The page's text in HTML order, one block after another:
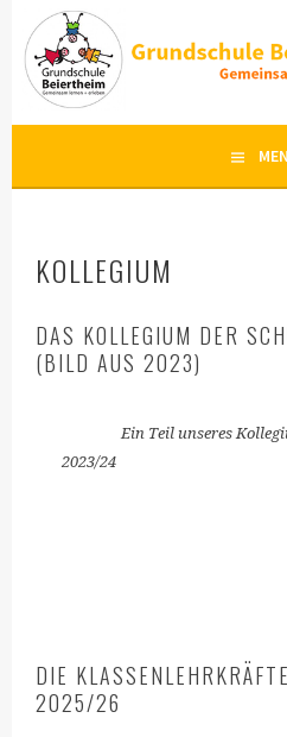
Springe
zum
Inhalt
KOLLEGIUM
DAS KOLLEGIUM DER
(BILD AUS 2023)
Ein Teil unseres
2023/24 Bild:
DIE
2025/26